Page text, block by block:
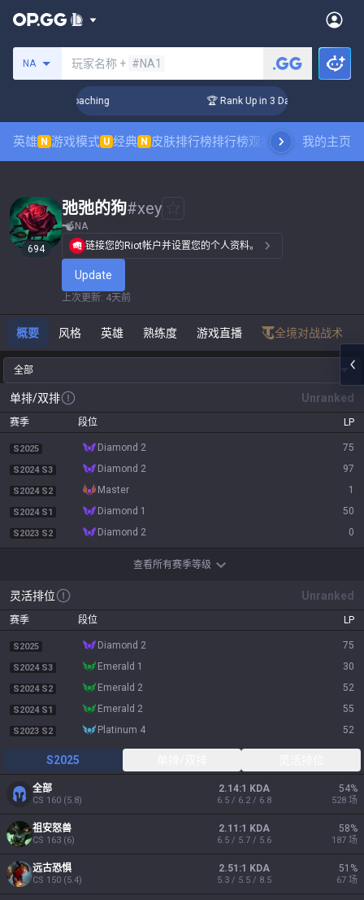
NA 玩家名称 + #NA1
Challenger Coaching 🏆 Rank Up in 3 Days! Challenger
英雄 N 游戏模式 U 经典 N 皮肤排行榜排行榜观看职业比赛数据统
我的主页
694
弛弛的狗#xey
NA
链接您的Riot帐户并设置您的个人资料。
Update
上次更新: 4天前
概要 风格 英雄 熟练度 游戏直播 全境对战战术
全部
单排/双排 Unranked
赛季 段位 LP
S2025 diamond 2 75
S2024 S3 diamond 2 97
S2024 S2 master 1
S2024 S1 diamond 1 50
S2023 S2 diamond 2 0
查看所有赛季等级
灵活排位 Unranked
赛季 段位 LP
S2025 diamond 2 75
S2024 S3 emerald 1 30
S2024 S2 emerald 2 52
S2024 S1 emerald 2 55
S2023 S2 platinum 4 52
S2025
全部
CS 160 (5.8)
2.14:1 KDA
6.5 / 6.2 / 6.8
54%
528 场
祖安怒兽
CS 163 (6)
2.11:1 KDA
6.5 / 5.7 / 5.6
58%
187 场
远古恐惧
CS 150 (5.4)
2.51:1 KDA
5.3 / 5.5 / 8.5
51 %
67 场